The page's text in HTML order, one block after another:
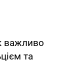
важливо
та